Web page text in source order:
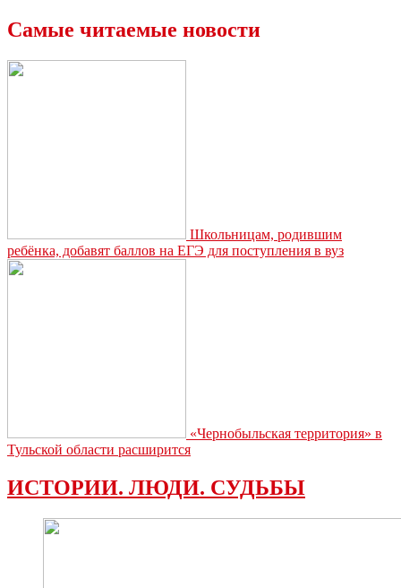
Самые читаемые новости
Школьницам, родившим
ребёнка, добавят баллов на ЕГЭ для поступления в вуз
«Чернобыльская территория» в
Тульской области расширится
ИСТОРИИ. ЛЮДИ. СУДЬБЫ